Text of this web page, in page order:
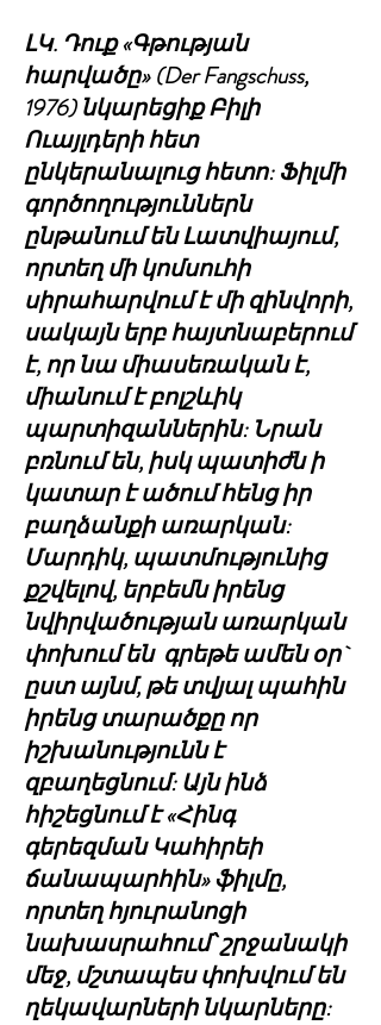
ԼԿ. Դուք «Գթության
հարվածը» (Der Fangschuss,
1976) նկարեցիք Բիլի
Ուայլդերի հետ
ընկերանալուց հետո: Ֆիլմի
գործողություններն
ընթանում են Լատվիայում,
որտեղ մի կոմսուհի
սիրահարվում է մի զինվորի,
սակայն երբ հայտնաբերում
է, որ նա միասեռական է,
միանում է բոլշևիկ
պարտիզաններին: Նրան
բռնում են, իսկ պատիժն ի
կատար է ածում հենց իր
բաղձանքի առարկան:
Մարդիկ, պատմությունից
քշվելով, երբեմն իրենց
նվիրվածության առարկան
փոխում են գրեթե ամեն օր`
ըստ այնմ, թե տվյալ պահին
իրենց տարածքը որ
իշխանությունն է
զբաղեցնում: Այն ինձ
հիշեցնում է «Հինգ
գերեզման Կահիրեի
ճանապարհին» ֆիլմը,
որտեղ հյուրանոցի
նախասրահում՝ շրջանակի
մեջ, մշտապես փոխվում են
ղեկավարների նկարները: